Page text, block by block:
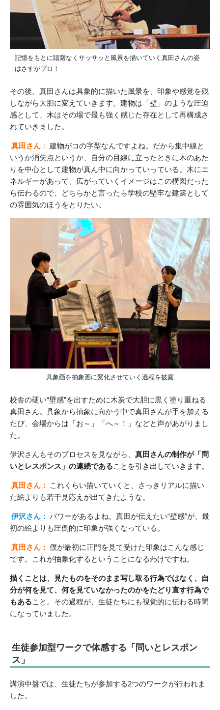
記憶をもとに躊躇なくサッサッと風景を描いていく真田さんの姿
はさすがプロ！
その後、真田さんは具象的に描いた風景を、印象や感覚を残
しながら大胆に変えていきます。建物は「壁」のような圧迫
感として、木はその場で最も強く感じた存在として再構成さ
れていきました。
真田さん ： 建物がコの字型なんですよね。だから集中線と
いうか消失点というか、自分の目線に立ったときに木のあた
りを中心として建物が真ん中に向かっていっている。木にエ
ネルギーがあって、広がっていくイメージはこの構図だった
ら伝わるので、どちらかと言ったら学校の堅牢な建築として
の雰囲気のほうをとりたい。
具象画を抽象画に変化させていく過程を披露
校舎の硬い“壁感”を出すために木炭で大胆に黒く塗り重ねる
真田さん。具象から抽象に向かう中で真田さんが手を加える
たび、会場からは「お～」「へ～！」などと声があがりまし
た。
伊沢さんもそのプロセスを見ながら、 真田さんの制作が「問
いとレスポンス」の連続であることを引き出していきます。
真田さん：
これくらい描いていくと、さっきリアルに描い
た絵よりも若干見応えが出てきたような。
伊沢さん： パワーがあるよね。真田が伝えたい“壁感”が、最
初の絵よりも圧倒的に印象が強くなっている。
真田さん： 僕が最初に正門を見て受けた印象はこんな感じ
です。これが抽象化するということになるわけですね。
描くことは、見たものをそのまま写し取る行為ではなく、自
分が何を見て、何を見ていなかったのかをたどり直す行為で
もあること。その過程が、生徒たちにも視覚的に伝わる時間
になっていました。
生徒参加型ワークで体感する「問いとレスポン
ス」
講演中盤では、生徒たちが参加する2つのワークが行われま
した。